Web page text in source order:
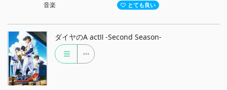
音楽 とても良い
ダイヤのA actⅡ -Second Season-